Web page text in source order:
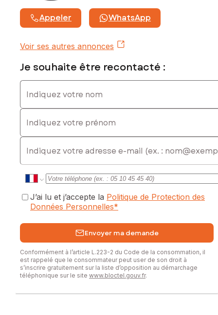
Appeler WhatsApp
Voir ses autres annonces
Je souhaite être recontacté :
Indiquez votre nom
Indiquez votre prénom
E-mail
J’ai lu et j’accepte la Politique de Protection des
Données Personnelles*
Envoyer ma demande
Conformément à l’article L.223-2 du Code de la consommation, il
est rappelé que le consommateur peut user de son droit à
s’inscrire gratuitement sur la liste d’opposition au démarchage
téléphonique sur le site www.bloctel.gouv.fr.